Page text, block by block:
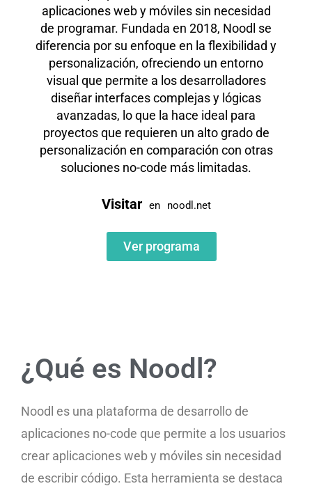
aplicaciones web y móviles sin necesidad
de programar. Fundada en 2018, Noodl se
diferencia por su enfoque en la flexibilidad y
personalización, ofreciendo un entorno
visual que permite a los desarrolladores
diseñar interfaces complejas y lógicas
avanzadas, lo que la hace ideal para
proyectos que requieren un alto grado de
personalización en comparación con otras
soluciones no-code más limitadas.
Visitar en noodl.net
Ver programa
¿Qué es Noodl?
Noodl es una plataforma de desarrollo de
aplicaciones no-code que permite a los usuarios
crear aplicaciones web y móviles sin necesidad
de escribir código. Esta herramienta se destaca